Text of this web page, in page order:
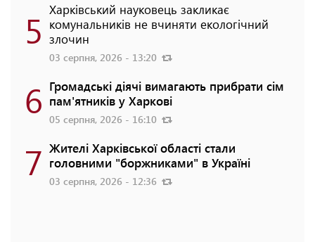
5 Харківський науковець закликає
комунальників не вчиняти екологічний
злочин
03 серпня, 2026 - 13:20
6 Громадські діячі вимагають прибрати сім
пам'ятників у Харкові
05 серпня, 2026 - 16:10
7 Жителі Харківської області стали
головними "боржниками" в Україні
03 серпня, 2026 - 12:36